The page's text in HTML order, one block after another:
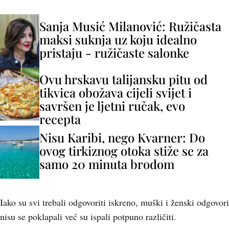
Sanja Musić Milanović: Ružičasta
maksi suknja uz koju idealno
pristaju - ružičaste salonke
Ovu hrskavu talijansku pitu od
tikvica obožava cijeli svijet i
savršen je ljetni ručak, evo
recepta
Nisu Karibi, nego Kvarner: Do
ovog tirkiznog otoka stiže se za
samo 20 minuta brodom
Iako su svi trebali odgovoriti iskreno, muški i ženski odgovori
nisu se poklapali već su ispali potpuno različiti.